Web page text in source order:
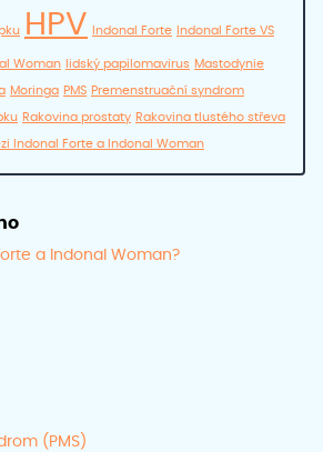
HPV Indonal Forte Indonal Forte VS
Woman lidský papilomavirus Mastodynie
Moringa PMS Premenstruační syndrom
Rakovina prostaty Rakovina tlustého střeva
Indonal Forte a Indonal Woman
a Indonal Woman?
(PMS)